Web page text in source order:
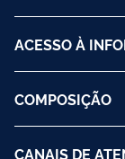
ACESSO À
COMPOSIÇÃO
CANAIS DE